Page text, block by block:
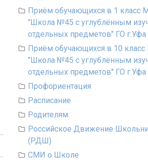
Приём обучающихся в 1 класс
"Школа №45 с углублённым
отдельных предметов" ГО
Приём обучающихся в 10
"Школа №45 с углублённым
отдельных предметов" ГО
Профориентация
Расписание
Родителям
Российское Движение
(РДШ)
СМИ о Школе